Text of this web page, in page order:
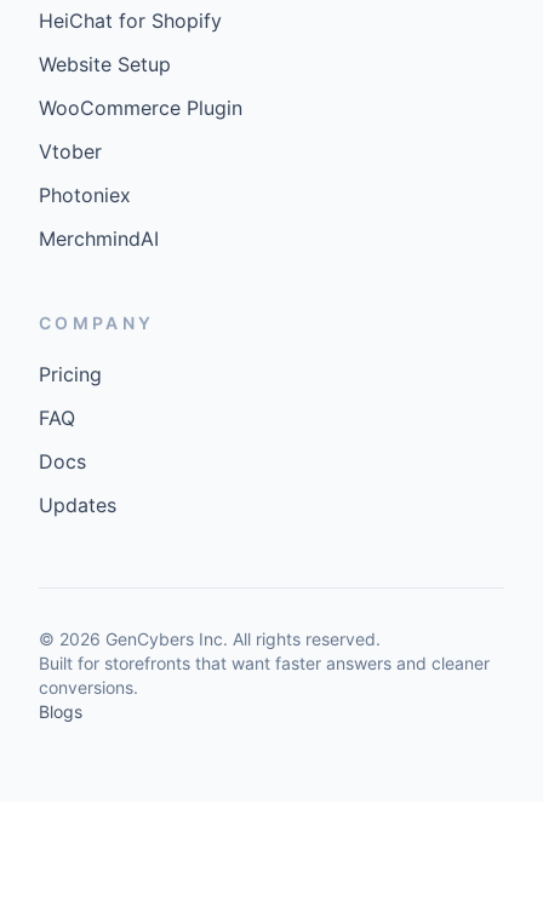
HeiChat for Shopify
Website Setup
WooCommerce Plugin
Vtober
Photoniex
MerchmindAI
COMPANY
Pricing
FAQ
Docs
Updates
© 2026 GenCybers Inc. All rights reserved.
Built for storefronts that want faster answers and cleaner
conversions.
Blogs